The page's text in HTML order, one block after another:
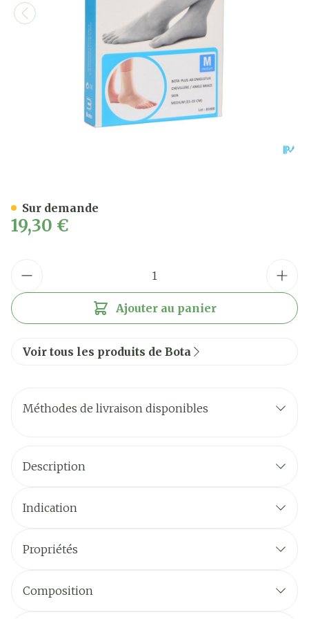
19,30 €
Ajouter au panier
Sur demande
Voir tous les produits de Bota
Méthodes de livraison disponibles
Description
Indication
Propriétés
Composition